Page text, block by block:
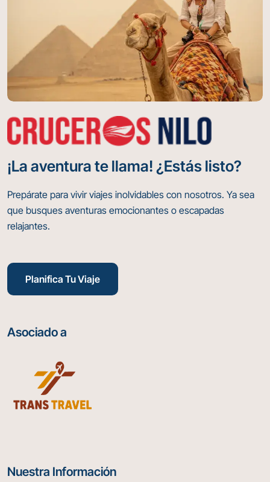
¡La aventura te llama! ¿Estás listo?
Prepárate para vivir viajes inolvidables con nosotros. Ya sea
que busques aventuras emocionantes o escapadas
relajantes.
Planifica Tu Viaje
Asociado a
Nuestra Información